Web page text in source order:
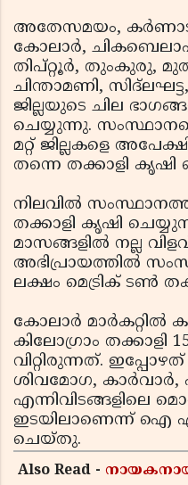
അതേസമയം,
കോലാര്‍,
തിപ്റ്റൂര്‍, തുംകുരു,
ചിന്താമണി,
ജില്ലയുടെ ചില
ചെയ്യുന്നു.
മറ്റ് ജില്ലകളെ
തന്നെ തക്കാളി കൃഷി
നിലവില്‍
തക്കാളി കൃഷി
മാസങ്ങളില്‍ നല്ല
അഭിപ്രായത്തില്‍
ലക്ഷം മെട്രിക് ടണ്‍
കോലാര്‍ മാര്‍കറ്റില്‍
കിലോഗ്രാം
വിറ്റിരുന്നത്.
ശിവമോഗ, കാര്‍വാര്‍,
എന്നിവിടങ്ങളിലെ
ഇടയിലാണെന്ന് ഐ
ചെയ്തു.
Also Read -